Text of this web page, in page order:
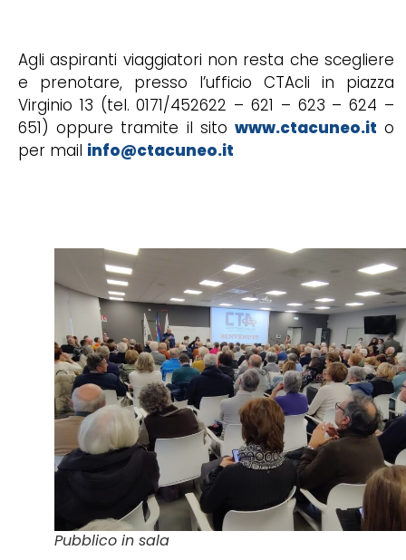
Agli aspiranti viaggiatori non resta che scegliere
e prenotare, presso l’ufficio CTAcli in piazza
Virginio 13 (tel. 0171/452622 – 621 – 623 – 624 –
651) oppure tramite il sito www.ctacuneo.it o
per mail info@ctacuneo.it
Pubblico in sala